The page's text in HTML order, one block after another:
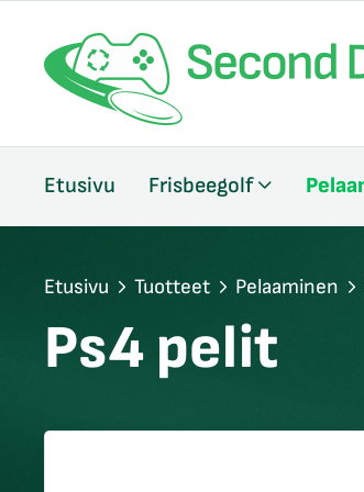
Etusivu Frisbeegolf
Etusivu Tuotteet Pelaaminen
Ps4 pelit
sulje
sulje
sulje